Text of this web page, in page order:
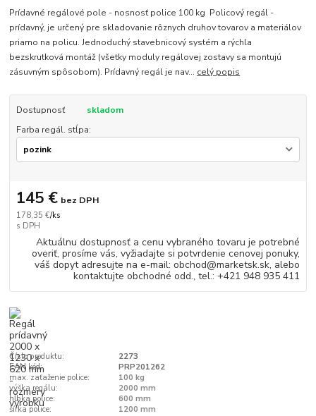
Prídavné regálové pole - nosnosť police 100 kg Policový regál -
prídavný, je určený pre skladovanie rôznych druhov tovarov a materiálov
priamo na policu. Jednoduchý stavebnicový systém a rýchla
bezskrutková montáž (všetky moduly regálovej zostavy sa montujú
zásuvným spôsobom). Prídavný regál je nav... celý popis
Dostupnosť
skladom
Farba regál. stĺpa:
178,35 €/ks
145 € bez DPH
Aktuálnu dostupnosť a cenu vybraného tovaru je potrebné
overiť, prosíme vás, vyžiadajte si potvrdenie cenovej ponuky,
váš dopyt adresujte na e-mail: obchod@marketsk.sk, alebo
kontaktujte obchodné odd., tel.: +421 948 935 411
Číslo produktu:
2273
EAN kód:
PRP201262
max. zaťaženie police:
100 kg
výška regálu:
2000 mm
hĺbka police:
600 mm
šírka police:
1200 mm